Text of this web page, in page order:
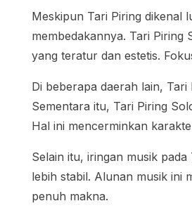
Meskipun Tari Piring dikenal
membedakannya. Tari Piring
yang teratur dan estetis.
Di beberapa daerah lain,
Sementara itu, Tari Piring
Hal ini mencerminkan
Selain itu, iringan musik
lebih stabil. Alunan musik ini
penuh makna.